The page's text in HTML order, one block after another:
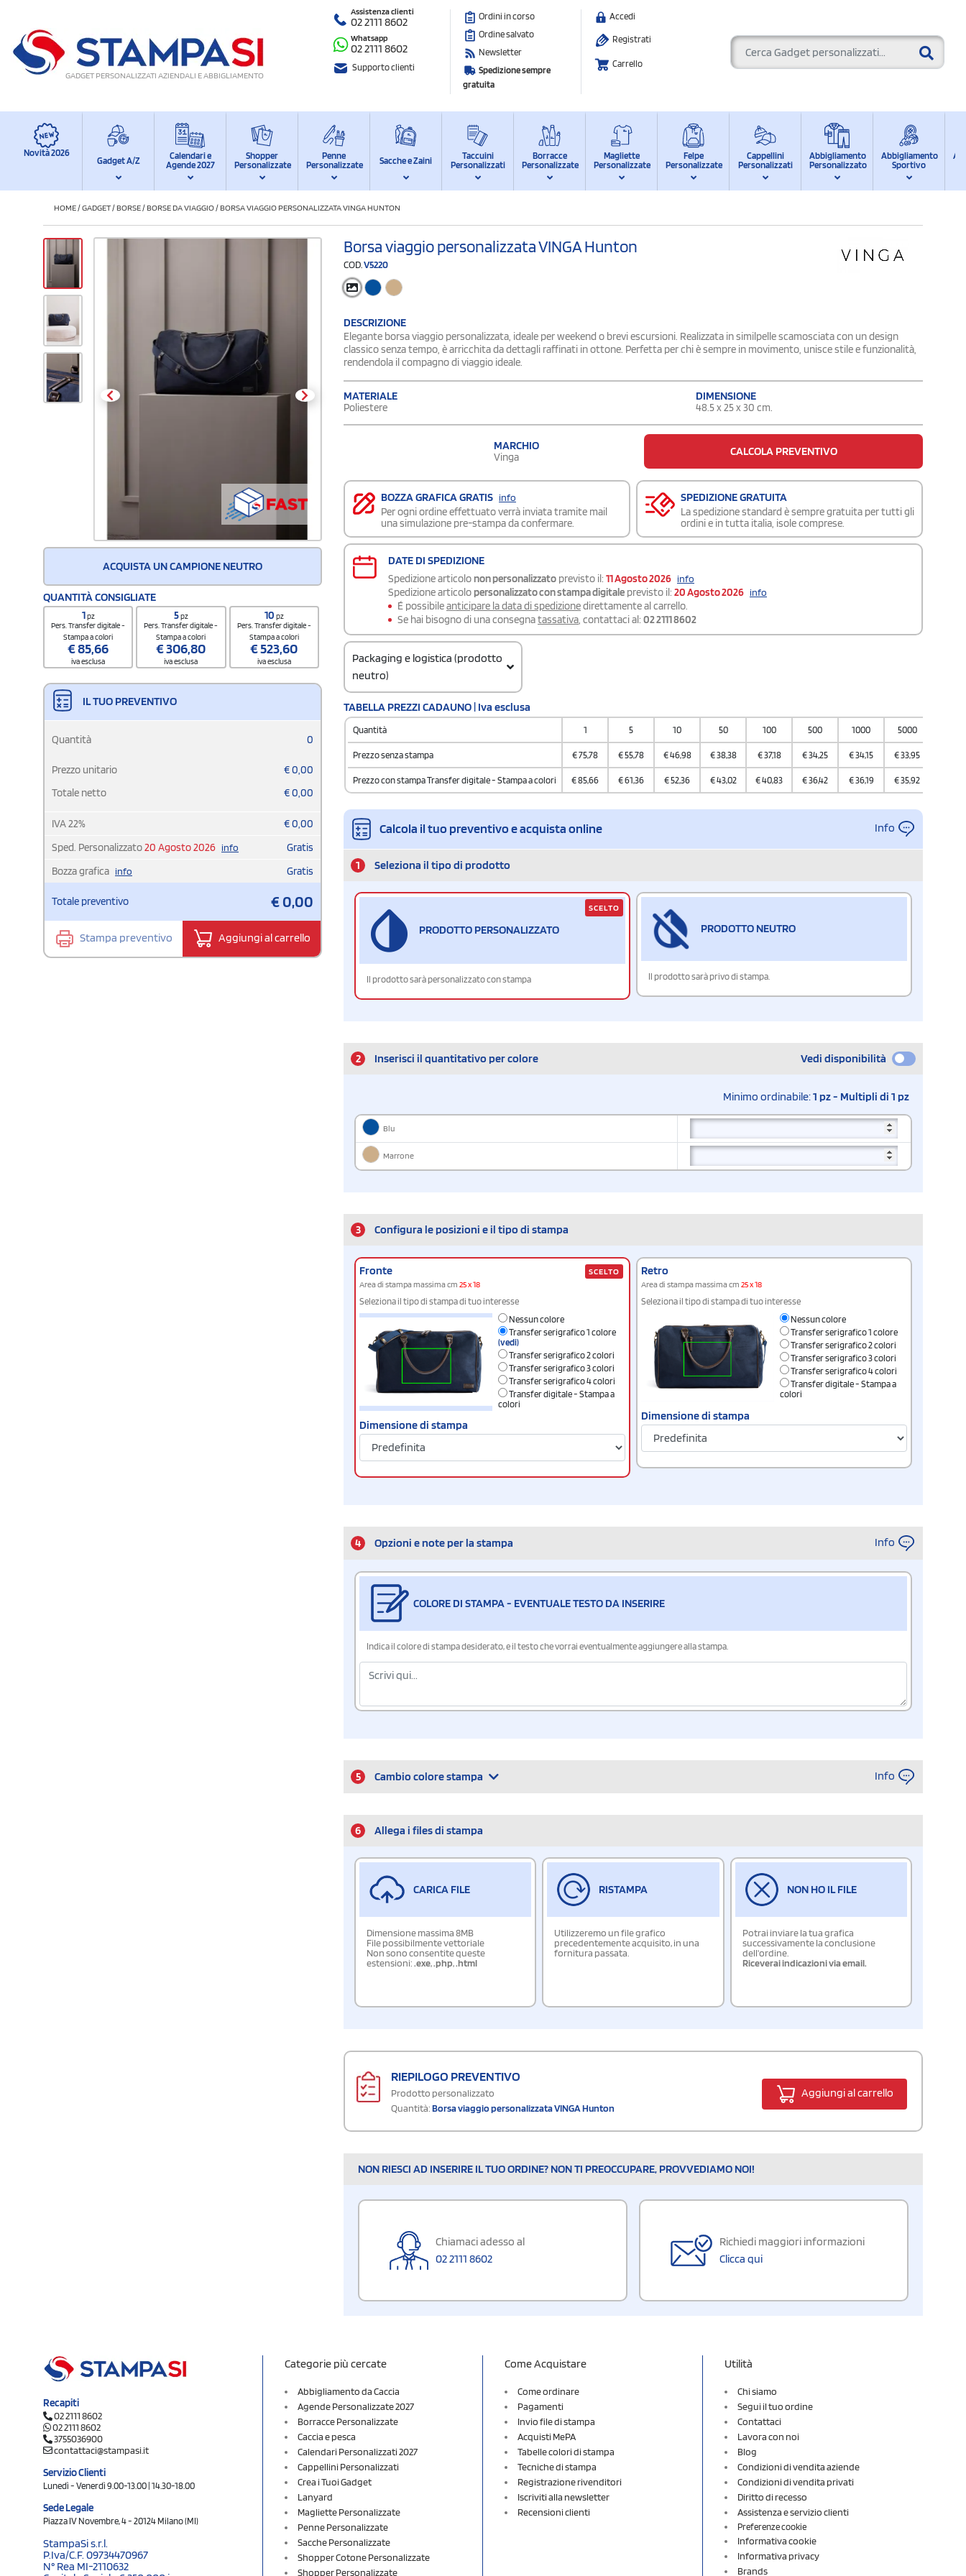
GADGET PERSONALIZZATI AZIENDALI E ABBIGLIAMENTO
Assistenza clienti
02 2111 8602
Whatsapp
02 2111 8602
Supporto clienti
Ordini in corso
Ordine salvato
Newsletter
Spedizione sempre
gratuita
Accedi
Registrati
Carrello
Novità 2026
Gadget A/Z
Calendari e
Agende 2027
Shopper
Personalizzate
Penne
Personalizzate
Sacche e Zaini
Taccuini
Personalizzati
Borracce
Personalizzate
Magliette
Personalizzate
Felpe
Personalizzate
Cappellini
Personalizzati
Abbigliamento
Personalizzato
Abbigliamento
Sportivo
HOME/GADGET/BORSE/BORSE DA VIAGGIO/BORSA VIAGGIO PERSONALIZZATA VINGA HUNTON
ACQUISTA UN CAMPIONE NEUTRO
QUANTITÀ CONSIGLIATE
1pz
Pers. Transfer digitale -
Stampa a colori
€85,66
iva esclusa
5pz
Pers. Transfer digitale -
Stampa a colori
€306,80
iva esclusa
10 pz
Pers. Transfer digitale -
Stampa a colori
€523,60
iva esclusa
IL TUO PREVENTIVO
Quantità 0
Prezzo unitario €0,00
Totale netto
€0,00
IVA22% €0,00
Sped. Personalizzato20 Agosto 2026 info
Gratis
Bozza grafica info Gratis
Totale preventivo €0,00
Stampa preventivo Aggiungi al carrello
Borsa viaggio personalizzata VINGA Hunton
COD. V5220
DESCRIZIONE
Elegante borsa viaggio personalizzata, ideale per weekend o brevi escursioni. Realizzata in similpelle scamosciata con un design
classico senza tempo, è arricchita da dettagli raffinati in ottone. Perfetta per chi è sempre in movimento, unisce stile e funzionalità,
rendendola il compagno di viaggio ideale.
MATERIALE
Poliestere
DIMENSIONE
48.5 x 25 x 30 cm.
MARCHIO
Vinga CALCOLA PREVENTIVO
BOZZA GRAFICA GRATIS info
Per ogni ordine effettuato verrà inviata tramite mail
una simulazione pre-stampa da confermare.
SPEDIZIONE GRATUITA
La spedizione standard è sempre gratuita per tutti gli
ordini e in tutta italia, isole comprese.
DATE DI SPEDIZIONE
Spedizione articolo non personalizzato previsto il: 11 Agosto 2026 info
Spedizione articolo personalizzato con stampa digitale previsto il: 20 Agosto 2026 info
É possibileanticipare la data di spedizionedirettamente al carrello.
Se hai bisogno di una consegnatassativa , contattaci al: 02 2111 8602
Packaging e logistica (prodotto
neutro)
4202929890
TABELLA PREZZI CADAUNO | Iva esclusa
Quantità 1 5 10 50 100 500 1000 5000
Prezzo senza stampa €75,78 €55,78 €46,98 €38,38 €37,18 €34,25 €34,15 €33,95
Prezzo con stampa Transfer digitale - Stampa a colori €85,66 €61,36 €52,36 €43,02 €40,83 €36,42 €36,19 €35,92
Calcola il tuo preventivo e acquista online Info
1 Seleziona il tipo di prodotto
PRODOTTO PERSONALIZZATO
Il prodotto sarà personalizzato con stampa
SCELTO
PRODOTTO NEUTRO
Il prodotto sarà privo di stampa.
2 Inserisci il quantitativo per colore Vedi disponibilità
Minimo ordinabile:1 pz - Multipli di 1 pz
Blu
Marrone
3 Configura le posizioni e il tipo di stampa
Fronte
Area di stampa massima cm 25 x 18
Seleziona il tipo di stampa di tuo interesse
Nessun colore
Transfer serigrafico 1 colore
(vedi)
Transfer serigrafico 2 colori
Transfer serigrafico 3 colori
Transfer serigrafico 4 colori
Transfer digitale - Stampa a
colori
Dimensione di stampa
SCELTO Retro
Area di stampa massima cm 25 x 18
Seleziona il tipo di stampa di tuo interesse
Nessun colore
Transfer serigrafico 1 colore
Transfer serigrafico 2 colori
Transfer serigrafico 3 colori
Transfer serigrafico 4 colori
Transfer digitale - Stampa a
colori
Dimensione di stampa
4 Opzioni e note per la stampa Info
COLORE DI STAMPA - EVENTUALE TESTO DA INSERIRE
Indica il colore di stampa desiderato, e il testo che vorrai eventualmente aggiungere alla stampa.
5 Cambio colore stampa Info
6 Allega i files di stampa
CARICA FILE
Dimensione massima 8MB
File possibilmente vettoriale
Non sono consentite queste
estensioni:.exe,.php,.html
RISTAMPA
Utilizzeremo un file grafico
precedentemente acquisito, in una
fornitura passata.
NON HO IL FILE
Potrai inviare la tua grafica
successivamente la conclusione
dell'ordine.
Riceverai indicazioni via email.
RIEPILOGO PREVENTIVO
Prodotto personalizzato
Quantità:Borsa viaggio personalizzata VINGA Hunton
Aggiungi al carrello
NON RIESCI AD INSERIRE IL TUO ORDINE? NON TI PREOCCUPARE, PROVVEDIAMO NOI!
Chiamaci adesso al
02 2111 8602
Richiedi maggiori informazioni
Clicca qui
Recapiti
02 2111 8602
02 2111 8602
3755036900
contattaci@stampasi.it
Servizio Clienti
Lunedì - Venerdì 9.00-13.00 | 14.30-18.00
Sede Legale
Piazza IV Novembre, 4 - 20124 Milano (MI)
StampaSi s.r.l.
P.Iva/C.F. 09734470967
N° Rea MI-2110632
Categorie più cercate
Abbigliamento da Caccia
Agende Personalizzate 2027
Borracce Personalizzate
Caccia e pesca
Calendari Personalizzati 2027
Cappellini Personalizzati
Crea i Tuoi Gadget
Lanyard
Magliette Personalizzate
Penne Personalizzate
Sacche Personalizzate
Shopper Cotone Personalizzate
Shopper Personalizzate
Come Acquistare
Come ordinare
Pagamenti
Invio file di stampa
Acquisti MePA
Tabelle colori di stampa
Tecniche di stampa
Registrazione rivenditori
Iscriviti alla newsletter
Recensioni clienti
Utilità
Chi siamo
Segui il tuo ordine
Contattaci
Lavora con noi
Blog
Condizioni di vendita aziende
Condizioni di vendita privati
Diritto di recesso
Assistenza e servizio clienti
Preferenze cookie
Informativa cookie
Informativa privacy
Brands